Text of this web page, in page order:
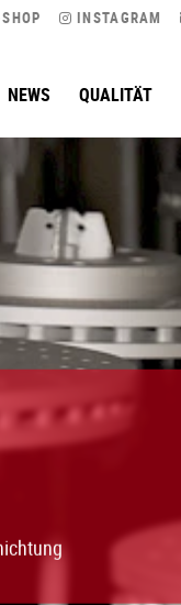
INSTAGRAM
NEWS QUALITÄT